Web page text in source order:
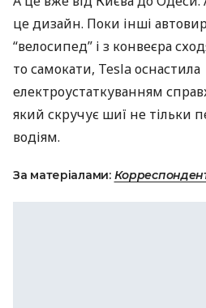
це дизайн. Поки інші
“велосипед” і з конвеєра
то самокати, Tesla оснастила
електроустаткуванням
який скручує шиї не тільки
водіям.
За матеріалами: